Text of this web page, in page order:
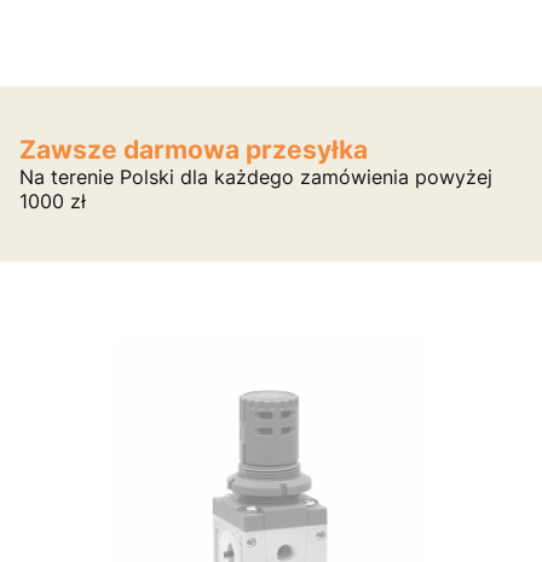
Zawsze darmowa przesyłka
Na terenie Polski dla każdego zamówienia powyżej
1000 zł